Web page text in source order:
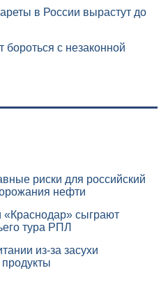
в России вырастут до
бороться с незаконной
риски для российский
нефти
«Краснодар» сыграют
тура РПЛ
из-за засухи